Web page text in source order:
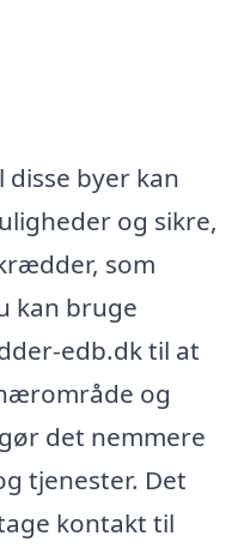
byer kan
og sikre,
som
kan bruge
edb.dk til at
og
det nemmere
tjenester. Det
kontakt til